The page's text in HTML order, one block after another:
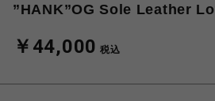
”HANK”OG Sole Leather
￥44,000 税込